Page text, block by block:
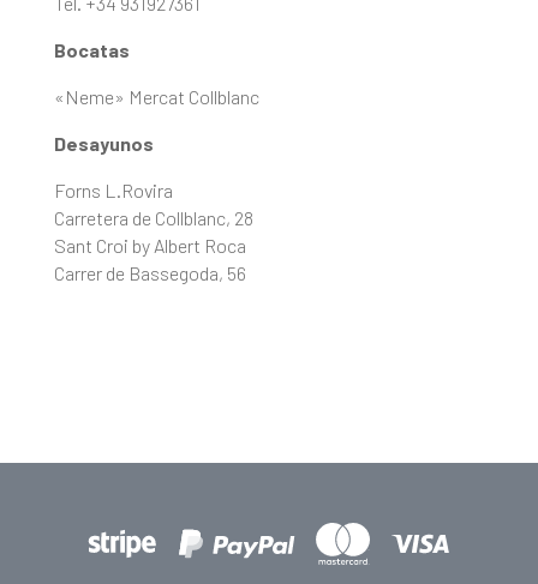
Bocatas
«Neme» Mercat Collblanc
Desayunos
Forns L.Rovira
Carretera de Collblanc, 28
Sant Croi by Albert Roca
Carrer de Bassegoda, 56